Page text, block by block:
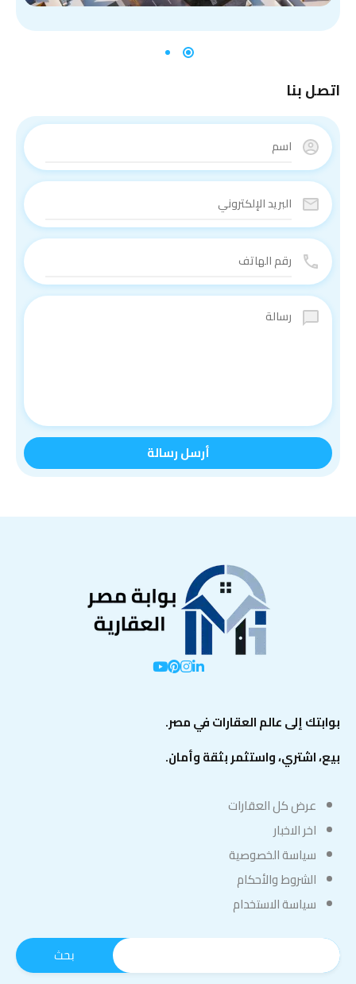
اتصل بنا
بوابتك إلى عالم العقارات في مصر.
بيع، اشتري، واستثمر بثقة وأمان.
عرض كل العقارات
اخر الاخبار
سياسة الخصوصية
الشروط والأحكام
سياسة الاستخدام